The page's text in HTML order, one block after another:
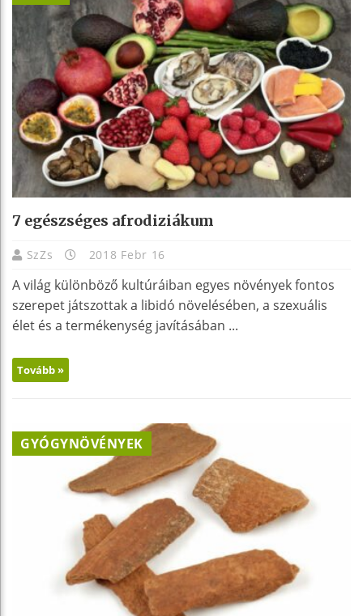
7 egészséges afrodiziákum
SzZs 2018 Febr 16
A világ különböző kultúráiban egyes növények fontos
szerepet játszottak a libidó növelésében, a szexuális
élet és a termékenység javításában ...
Tovább »
GYÓGYNÖVÉNYEK